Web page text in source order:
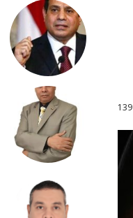
139